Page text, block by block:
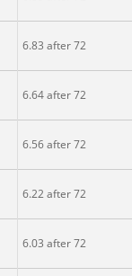
6.83 after 72
6.64 after 72
6.56 after 72
6.22 after 72
6.03 after 72